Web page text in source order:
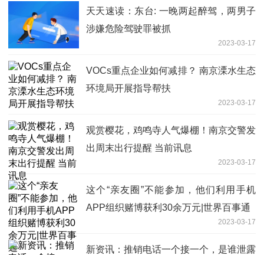
天天速读：东台: 一晚两起醉驾，两男子
涉嫌危险驾驶罪被抓
2023-03-17
VOCs重点企业如何减排？ 南京溧水生态
环境局开展指导帮扶
2023-03-17
观赏樱花，鸡鸣寺人气爆棚！南京交警发
出周末出行提醒 当前讯息
2023-03-17
这个“亲友圈”不能参加，他们利用手机
APP组织赌博获利30余万元|世界百事通
2023-03-17
新资讯：推销电话一个接一个，是谁泄露